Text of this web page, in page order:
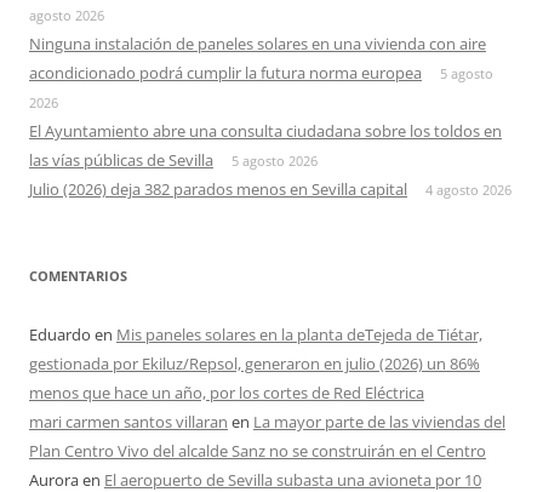
agosto 2026
Ninguna instalación de paneles solares en una vivienda con aire
acondicionado podrá cumplir la futura norma europea
5 agosto
2026
El Ayuntamiento abre una consulta ciudadana sobre los toldos en
las vías públicas de Sevilla
5 agosto 2026
Julio (2026) deja 382 parados menos en Sevilla capital 4 agosto 2026
COMENTARIOS
Eduardo en Mis paneles solares en la planta deTejeda de Tiétar,
gestionada por Ekiluz/Repsol, generaron en julio (2026) un 86%
menos que hace un año, por los cortes de Red Eléctrica
mari carmen santos villaran en La mayor parte de las viviendas del
Plan Centro Vivo del alcalde Sanz no se construirán en el Centro
Auroraen El aeropuerto de Sevilla subasta una avioneta por 10